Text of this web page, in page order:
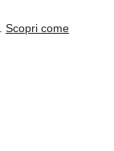
Scopri come